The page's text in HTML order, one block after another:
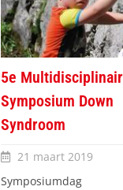
5e Multidisciplinair
Symposium Down
Syndroom
21 maart 2019
Symposiumdag